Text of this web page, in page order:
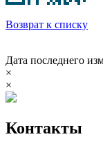
Возврат к списку
Дата последнего
×
×
Контакты